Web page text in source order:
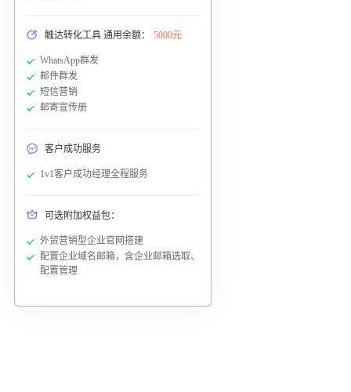
触达转化工具 通用余额： 5000元
WhatsApp群发
邮件群发
短信营销
邮寄宣传册
客户成功服务
1v1客户成功经理全程服务
可选附加权益包：
外贸营销型企业官网搭建
配置企业域名邮箱，含企业邮箱选取、
配置管理